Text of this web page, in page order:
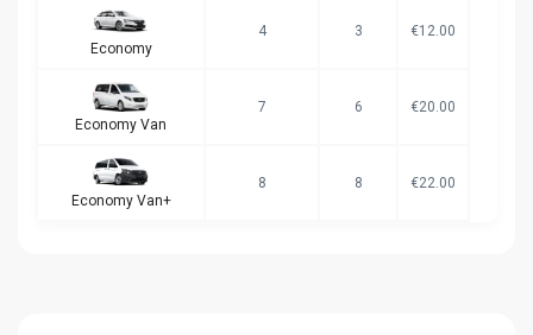
Economy
4 3 €12.00
Economy Van
7 6 €20.00
Economy Van+
8 8 €22.00